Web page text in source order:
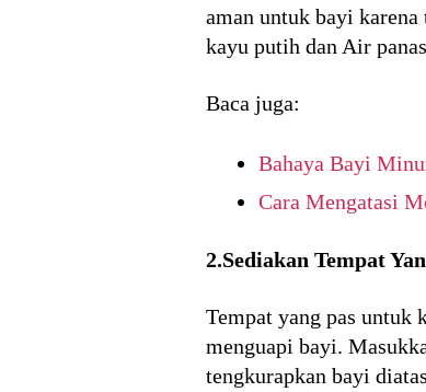
aman untuk bayi
kayu putih dan Air
Baca juga:
Bahaya Bayi
Cara Mengatasi
2.Sediakan Tempat
Tempat yang pas untuk
menguapi bayi.
tengkurapkan bayi